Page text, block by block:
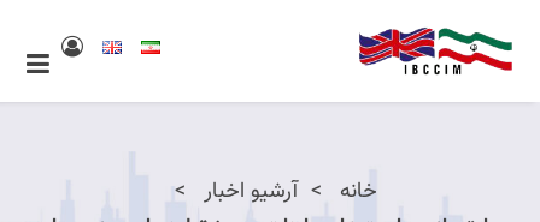
خانه
آرشیو اخبار